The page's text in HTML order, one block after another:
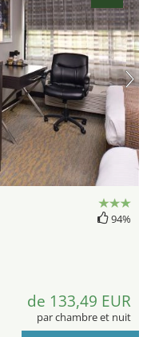
94%
de 133,49 EUR
par chambre et nuit